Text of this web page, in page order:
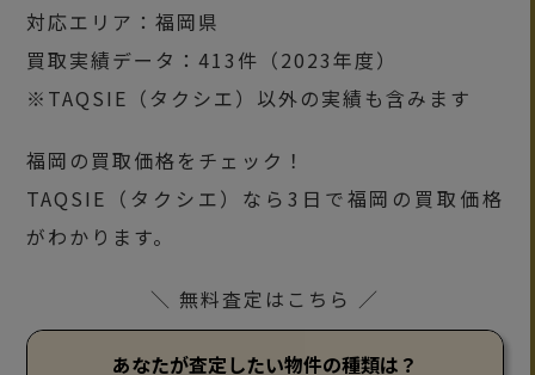
対応エリア：福岡県
買取実績データ：413件（2023年度）
※TAQSIE（タクシエ）以外の実績も含みます
福岡の買取価格をチェック！
TAQSIE（タクシエ）なら3日で福岡の買取価格
がわかります。
＼ 無料査定はこちら ／
あなたが査定したい物件の種類は？